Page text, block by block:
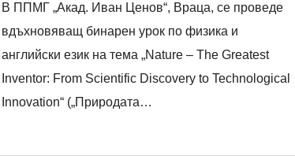
Discovery to Technological
Innovation“
В ППМГ „Акад. Иван Ценов“, Враца, се проведе
вдъхновяващ бинарен урок по физика и
английски език на тема „Nature – The Greatest
Inventor: From Scientific Discovery to Technological
Innovation“ („Природата…